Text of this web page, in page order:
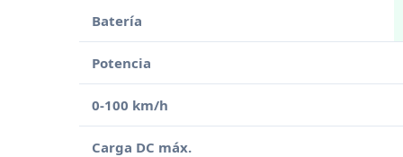
Batería
Potencia
0-100 km/h
Carga DC máx.